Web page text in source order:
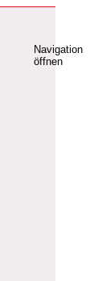
Navigation
öffnen